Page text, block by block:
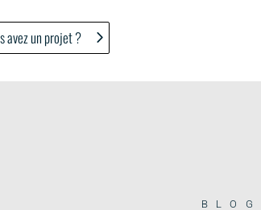
avez un projet ?
BLOG